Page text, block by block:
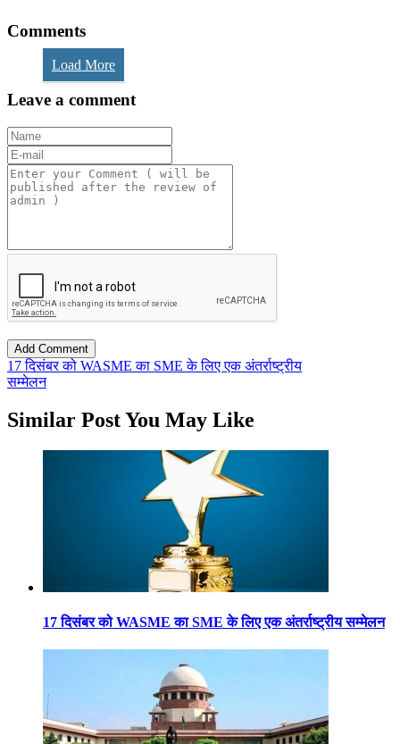
Comments
Load More
Leave a comment
17 दिसंबर को WASME का SME के लिए एक अंतर्राष्ट्रीय
सम्मेलन
Similar Post You May Like
17 दिसंबर को WASME का SME के लिए एक अंतर्राष्ट्रीय सम्मेलन